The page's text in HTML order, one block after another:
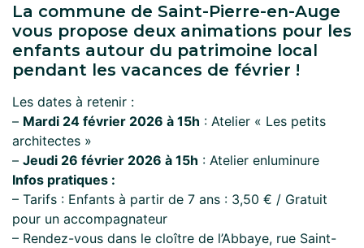
La commune de Saint-Pierre-en-Auge
vous propose deux animations pour les
enfants autour du patrimoine local
pendant les vacances de février !
Les dates à retenir :
– Mardi 24 février 2026 à 15h : Atelier « Les petits
architectes »
– Jeudi 26 février 2026 à 15h : Atelier enluminure
Infos pratiques :
– Tarifs : Enfants à partir de 7 ans : 3,50 € / Gratuit
pour un accompagnateur
– Rendez-vous dans le cloître de l’Abbaye, rue Saint-